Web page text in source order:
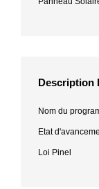
Description
Nom du
Etat
Loi Pinel